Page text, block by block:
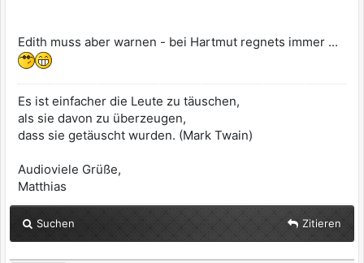
Edith muss aber warnen - bei Hartmut regnets immer ...
Es ist einfacher die Leute zu täuschen,
als sie davon zu überzeugen,
dass sie getäuscht wurden. (Mark Twain)
Audioviele Grüße,
Matthias
Suchen Zitieren